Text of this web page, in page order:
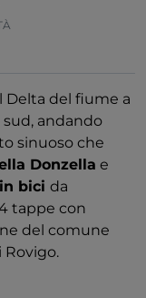
Delta del fiume a
sud, andando
sinuoso che
Donzella e
bici da
tappe con
del comune
Rovigo.